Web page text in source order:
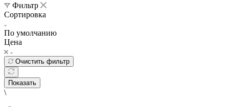
Фильтр
Сортировка
По умолчанию
Цена
Очистить фильтр
Показать
\